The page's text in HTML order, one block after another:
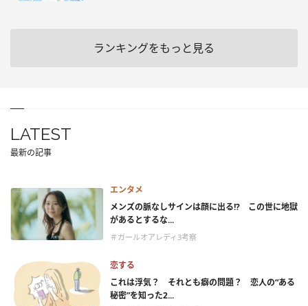
ランキングをもっと見る
LATEST
最新の記事
エンタメ
メンズの脈なしサインは顔に出る!? この世に地獄
があるとするな...
＃ガールオアレディ3考察
恋する
これは浮気？ それとも癖の問題？ 恋人の“ある
秘密”を知った2...